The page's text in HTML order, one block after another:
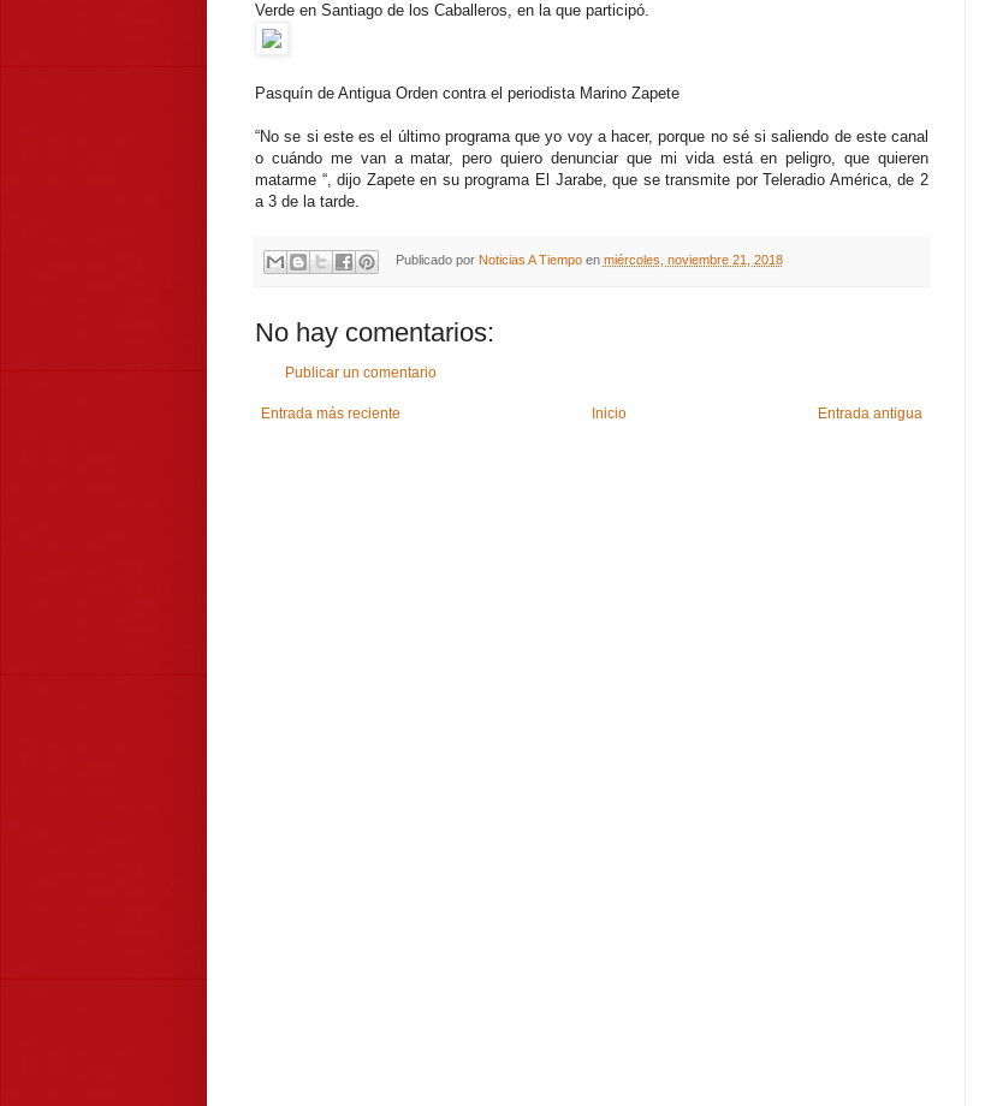
Verde en Santiago de los Caballeros, en la que participó.
Pasquín de Antigua Orden contra el periodista Marino Zapete
“No se si este es el último programa que yo voy a hacer, porque no sé si saliendo de este canal
o cuándo me van a matar, pero quiero denunciar que mi vida está en peligro, que quieren
matarme “, dijo Zapete en su programa El Jarabe, que se transmite por Teleradio América, de 2
a 3 de la tarde.
Publicado por Noticias A Tiempo en miércoles, noviembre 21, 2018
No hay comentarios:
Publicar un comentario
Entrada más reciente Entrada antigua
Inicio